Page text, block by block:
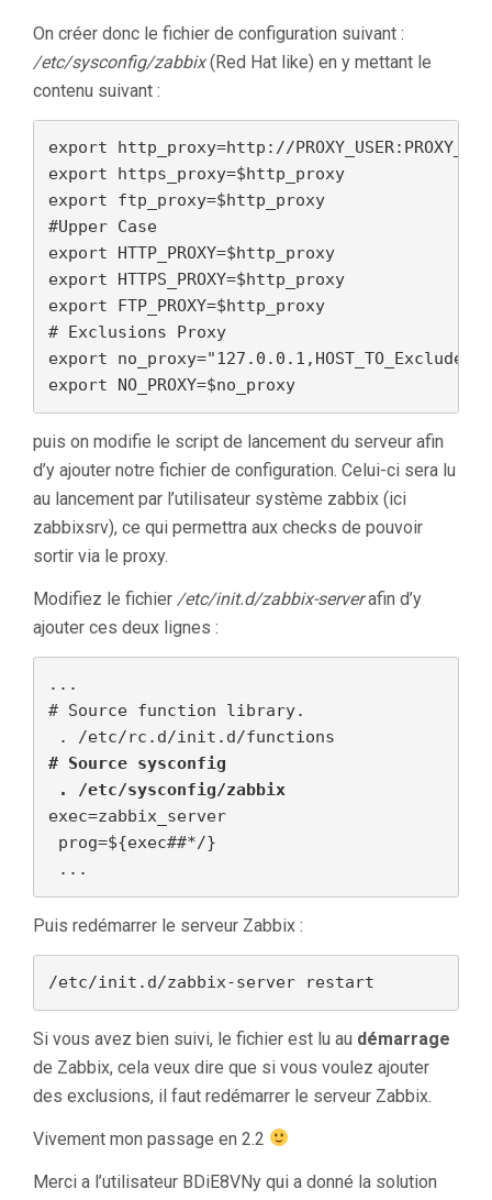
On créer donc le fichier de configuration suivant :
/etc/sysconfig/zabbix(Red Hat like) en y mettant le
contenu suivant :
export http_proxy=http://
export https_proxy=$http_proxy
export ftp_proxy=$http_proxy
#Upper Case
export HTTP_PROXY=$http_proxy
export HTTPS_PROXY=$http_proxy
export FTP_PROXY=$http_proxy
# Exclusions Proxy
export
export NO_PROXY=$no_proxy
puis on modifie le script de lancement du serveur afin
d’y ajouter notre fichier de configuration. Celui-ci sera lu
au lancement par l’utilisateur système zabbix (ici
zabbixsrv), ce qui permettra aux checks de pouvoir
sortir via le proxy.
Modifiez le fichier /etc/init.d/zabbix-serverafin d’y
ajouter ces deux lignes :
...
# Source function library.
# Source sysconfig
. /etc/sysconfig/zabbix
exec=zabbix_server
prog=${exec##*/}
...
Puis redémarrer le serveur Zabbix :
/etc/init.d/zabbix-server restart
Si vous avez bien suivi, le fichier est lu au démarrage
de Zabbix, cela veux dire que si vous voulez ajouter
des exclusions, il faut redémarrer le serveur Zabbix.
Vivement mon passage en 2.2
Merci a l’utilisateur BDiE8VNy qui a donné la solution